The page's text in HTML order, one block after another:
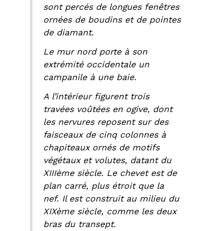
sont percés de longues fenêtres
ornées de boudins et de pointes
de diamant.
Le mur nord porte à son
extrémité occidentale un
campanile à une baie.
A l’intérieur figurent trois
travées voûtées en ogive, dont
les nervures reposent sur des
faisceaux de cinq colonnes à
chapiteaux ornés de motifs
végétaux et volutes, datant du
XIIIème siècle. Le chevet est de
plan carré, plus étroit que la
nef. Il est construit au milieu du
XIXème siècle, comme les deux
bras du transept.